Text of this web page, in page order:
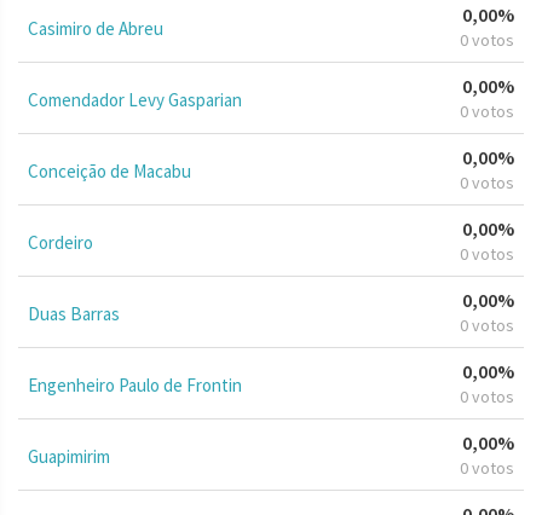
Casimiro de Abreu
0,00%
0 votos
Comendador Levy Gasparian
0,00%
0 votos
Conceição de Macabu
0,00%
0 votos
Cordeiro
0,00%
0 votos
Duas Barras
0,00%
0 votos
Engenheiro Paulo de Frontin
0,00%
0 votos
Guapimirim
0,00%
0 votos